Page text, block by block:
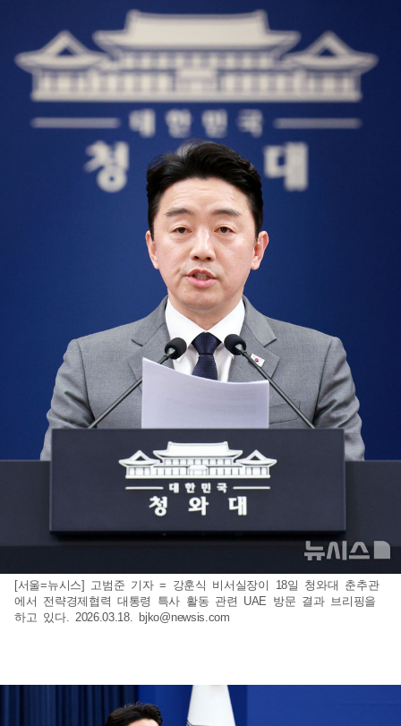
[서울=뉴시스] 고범준 기자 = 강훈식 비서실장이 18일 청와대 춘추관
에서 전략경제협력 대통령 특사 활동 관련 UAE 방문 결과 브리핑을
하고 있다. 2026.03.18. bjko@newsis.com